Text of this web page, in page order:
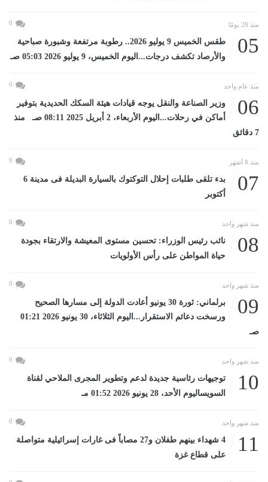
منذ 28 يومًا 0
05
طقس الخميس 9 يوليو 2026.. رطوبة مرتفعة وشبورة صباحية
والأرصاد تكشف درجات...اليوم الخميس، 9 يوليو 2026 05:03 صـ
منذ عام واحد 0
06
وزير الصناعة والنقل يوجه قيادات هيئة السكك الحديدية بتوفير
أماكن في رحلات...اليوم الأربعاء، 2 أبريل 2025 08:11 صـ منذ
7 دقائق
منذ 8 أشهر 0
07
بدء تلقى طلبات إحلال التوكتوك بالسيارة البديلة فى مدينة 6
أكتوبر
منذ شهر واحد 0
08
نائب رئيس الوزراء: تحسين مستوى المعيشة والارتقاء بجودة
حياة المواطن على رأس الأولويات
منذ شهر واحد 0
09
برلماني: ثورة 30 يونيو أعادت الدولة إلى مسارها الصحيح
ورسخت دعائم الاستقرار...اليوم الثلاثاء، 30 يونيو 2026 01:21
صـ
منذ شهر واحد 0
10
توجيهات رئاسية جديدة لدعم وتطوير المجرى الملاحي لقناة
السويساليوم الأحد، 28 يونيو 2026 01:52 مـ
منذ شهر واحد 0
11
4 شهداء بينهم طفلان و27 مصاباً فى غارات إسرائيلية متواصلة
على قطاع غزة